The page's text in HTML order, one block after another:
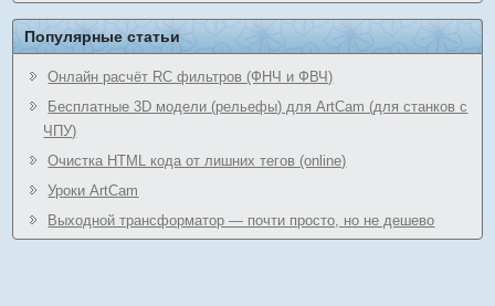
Популярные статьи
Онлайн расчёт RC фильтров (ФНЧ и ФВЧ)
Бесплатные 3D модели (рельефы) для ArtCam (для станков с
ЧПУ)
Очистка HTML кода от лишних тегов (online)
Уроки ArtCam
Выходной трансформатор — почти просто, но не дешево